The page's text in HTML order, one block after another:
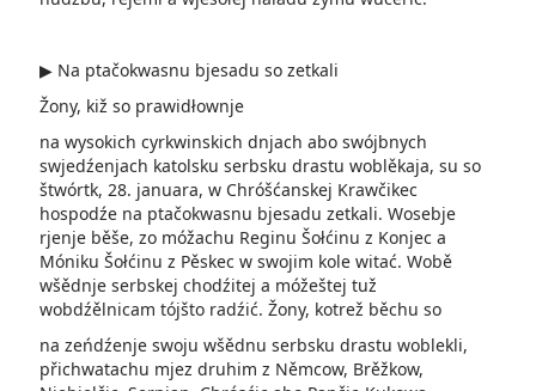
▶ Na ptačokwasnu bjesadu so zetkali
Žony, kiž so prawidłownje
na wysokich cyrkwinskich dnjach abo swójbnych
swjedźenjach katolsku serbsku drastu woblěkaja, su so
štwórtk, 28. januara, w Chróšćanskej Krawčikec
hospodźe na ptačokwasnu bjesadu zetkali. Wosebje
rjenje běše, zo móžachu Reginu Šołćinu z Konjec a
Móniku Šołćinu z Pěskec w swojim kole witać. Wobě
wšědnje serbskej chodźitej a móžeštej tuž
wobdźělnicam tójšto radźić. Žony, kotrež běchu so
na zeńdźenje swoju wšědnu serbsku drastu woblekli,
přichwatachu mjez druhim z Němcow, Brěžkow,